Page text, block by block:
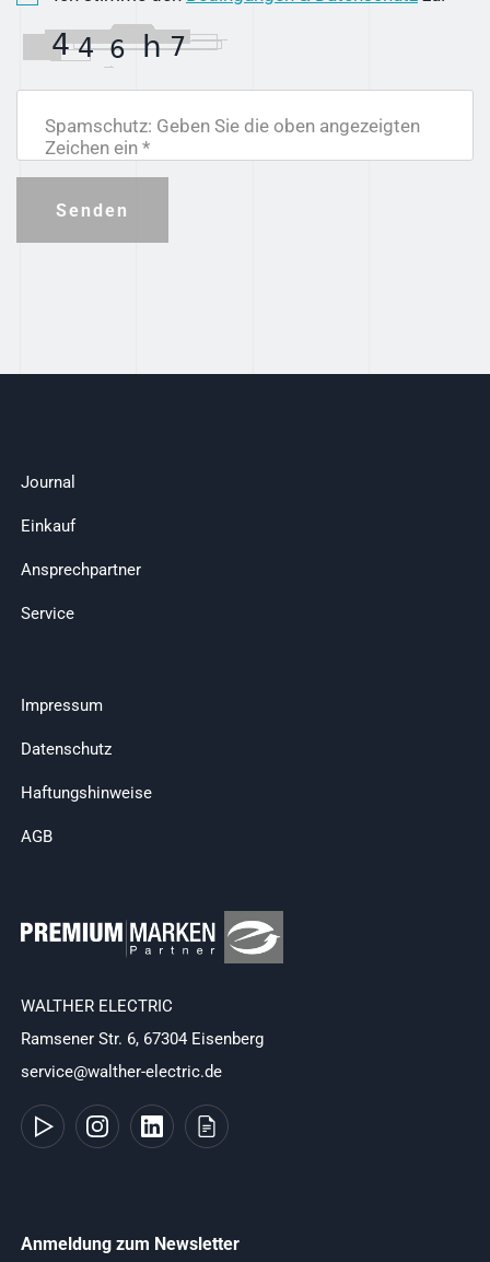
Spamschutz: Geben Sie die oben angezeigten
Zeichen ein *
Senden
Journal
Einkauf
Ansprechpartner
Service
Impressum
Datenschutz
Haftungshinweise
AGB
WALTHER ELECTRIC
Ramsener Str. 6, 67304 Eisenberg
service@walther-electric.de
Anmeldung zum Newsletter